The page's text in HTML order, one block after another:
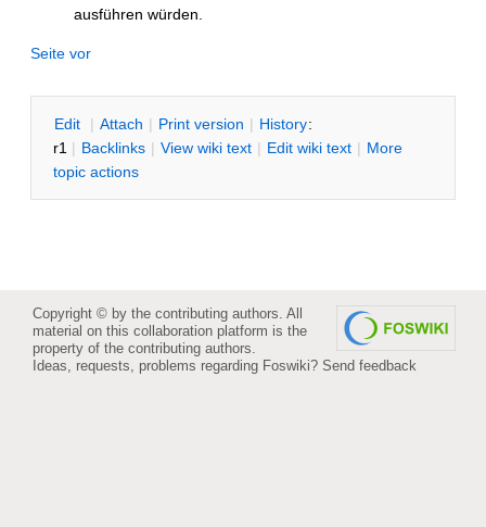
ausführen würden.
Seite vor
Edit | Attach | Print version | History:
r1 | Backlinks | View wiki text | Edit wiki text | More
topic actions
Copyright © by the contributing authors. All
material on this collaboration platform is the
property of the contributing authors.
Ideas, requests, problems regarding Foswiki? Send feedback